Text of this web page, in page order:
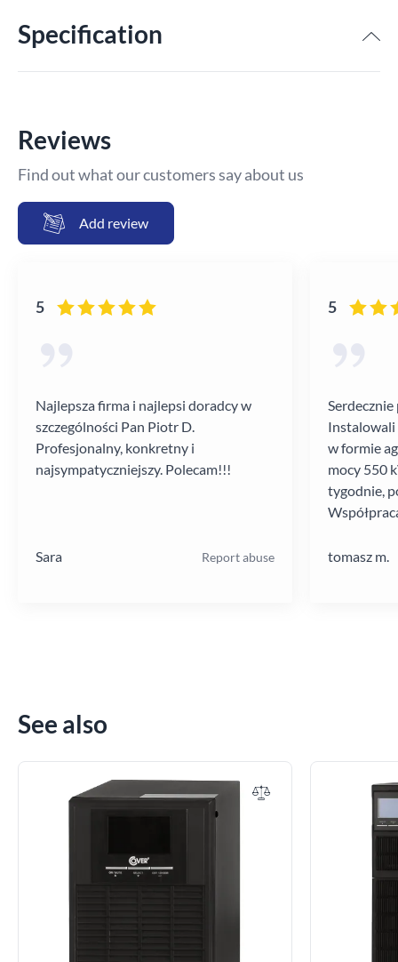
Specification
Reviews
Find out what our customers say about us
Add review
5
Najlepsza firma i najlepsi doradcy w
szczególności Pan Piotr D.
Profesjonalny, konkretny i
najsympatyczniejszy. Polecam!!!
Sara Report abuse
5
Instalowali
w formie
mocy 550
tygodnie,
tomasz m.
See also